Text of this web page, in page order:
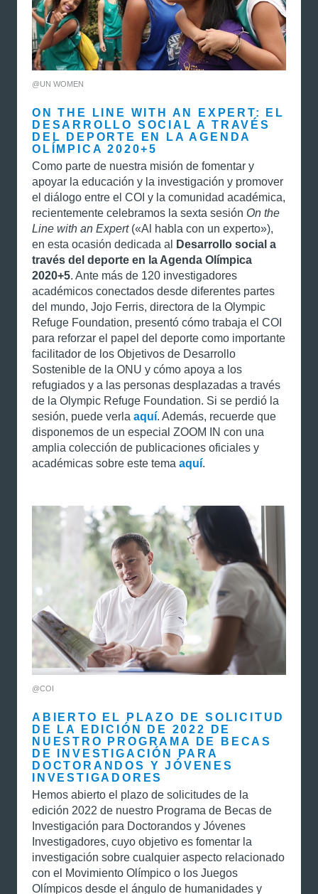
@UN WOMEN
ON THE LINE WITH AN EXPERT: EL
DESARROLLO SOCIAL A TRAVÉS
DEL DEPORTE EN LA AGENDA
OLÍMPICA 2020+5
Como parte de nuestra misión de fomentar y
apoyar la educación y la investigación y promover
el diálogo entre el COI y la comunidad académica,
recientemente celebramos la sexta sesión On the
Line with an Expert(«Al habla con un experto»),
en esta ocasión dedicada al
Desarrollo social a
través del deporte en la Agenda Olímpica
2020+5. Ante más de 120 investigadores
académicos conectados desde diferentes partes
del mundo, Jojo Ferris, directora de la Olympic
Refuge Foundation, presentó cómo trabaja el COI
para reforzar el papel del deporte como importante
facilitador de los Objetivos de Desarrollo
Sostenible de la ONU y cómo apoya a los
refugiados y a las personas desplazadas a través
de la Olympic Refuge Foundation. Si se perdió la
sesión, puede verla aquí. Además, recuerde que
disponemos de un especial ZOOM IN con una
amplia colección de publicaciones oficiales y
académicas sobre este tema aquí.
@COI
ABIERTO EL PLAZO DE SOLICITUD
DE LA EDICIÓN DE 2022 DE
NUESTRO PROGRAMA DE BECAS
DE INVESTIGACIÓN PARA
DOCTORANDOS Y JÓVENES
INVESTIGADORES
Hemos abierto el plazo de solicitudes de la
edición 2022 de nuestro Programa de Becas de
Investigación para Doctorandos y Jóvenes
Investigadores, cuyo objetivo es fomentar la
investigación sobre cualquier aspecto relacionado
con el Movimiento Olímpico o los Juegos
Olímpicos desde el ángulo de humanidades y